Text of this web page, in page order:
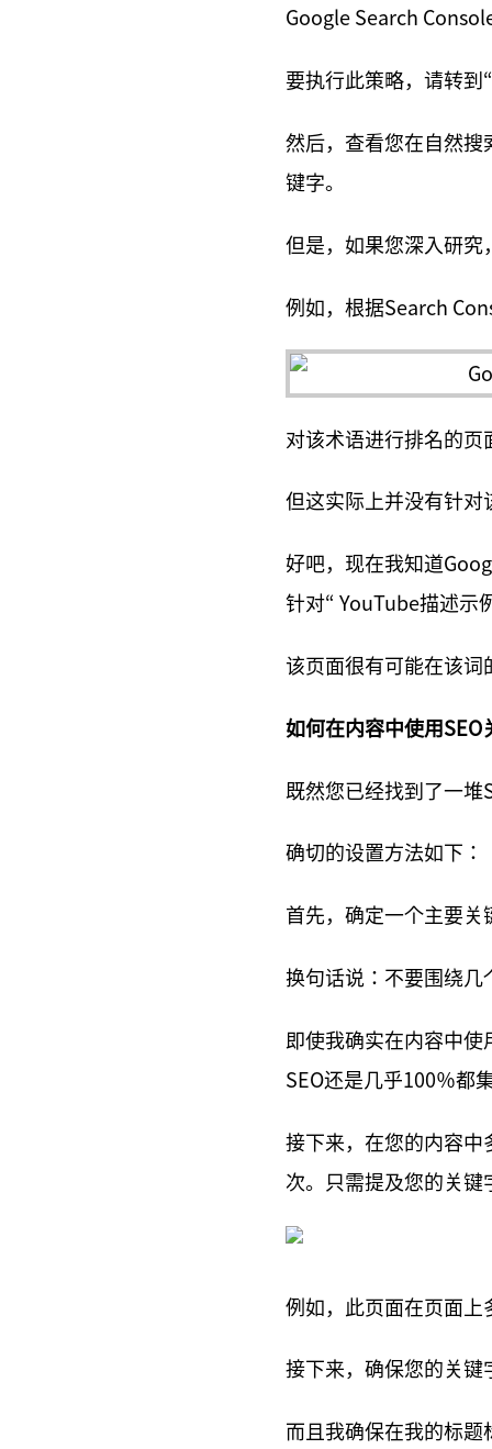
Google Search
要执行此策略，请转到
然后，查看您在自然搜
键字。
但是，如果您深入研究
例如，根据Search
对该术语进行排名的页
但这实际上并没有针对
好吧，现在我知道
针对“ YouTube描述示
该页面很有可能在该词
如何在内容中使用SEO
既然您已经找到了一
确切的设置方法如下：
首先，确定一个主要关
换句话说：不要围绕几
即使我确实在内容中
SEO还是几乎100％都
接下来，在您的内容中
次。只需提及您的关
例如，此页面在页面上
接下来，确保您的关键
而且我确保在我的标题